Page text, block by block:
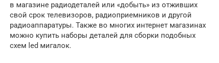
в магазине радиодеталей или «добыть» из отживших
свой срок телевизоров, радиоприемников и другой
радиоаппаратуры. Также во многих интернет магазинах
можно купить наборы деталей для сборки подобных
схем led мигалок.